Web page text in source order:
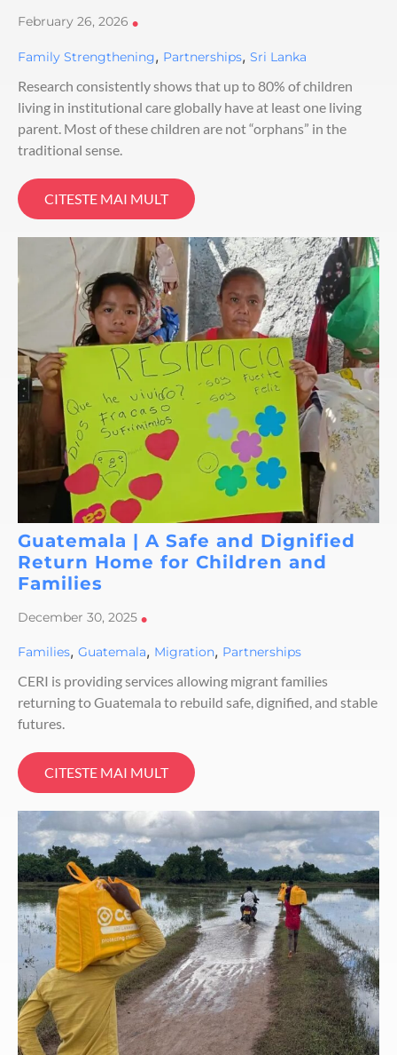
February 26, 2026 •
Family Strengthening, Partnerships, Sri Lanka
Research consistently shows that up to 80% of children
living in institutional care globally have at least one living
parent. Most of these children are not “orphans” in the
traditional sense.
CITESTE MAI MULT
Guatemala | A Safe and Dignified
Return Home for Children and
Families
December 30, 2025 •
Families, Guatemala, Migration, Partnerships
CERI is providing services allowing migrant families
returning to Guatemala to rebuild safe, dignified, and stable
futures.
CITESTE MAI MULT